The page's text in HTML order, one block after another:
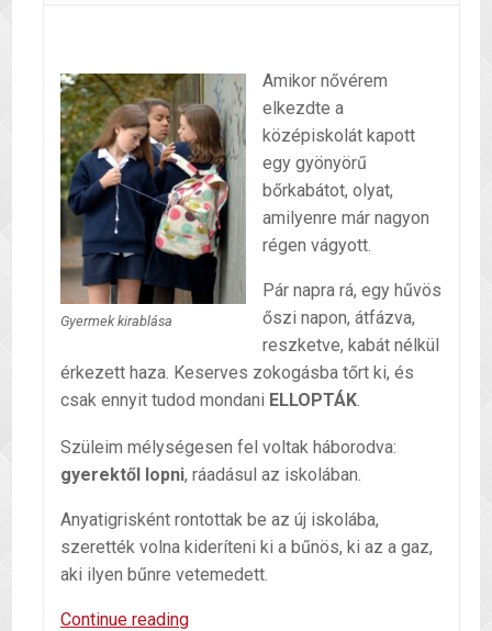
Gyermek kirablása
Amikor nővérem
elkezdte a
középiskolát kapott
egy gyönyörű
bőrkabátot, olyat,
amilyenre már nagyon
régen vágyott.
Pár napra rá, egy hűvös
őszi napon, átfázva,
reszketve, kabát nélkül
érkezett haza. Keserves zokogásba tőrt ki, és
csak ennyit tudod mondani ELLOPTÁK.
Szüleim mélységesen fel voltak háborodva:
gyerektől lopni, ráadásul az iskolában.
Anyatigrisként rontottak be az új iskolába,
szerették volna kideríteni ki a bűnös, ki az a gaz,
aki ilyen bűnre vetemedett.
Continue readingNe